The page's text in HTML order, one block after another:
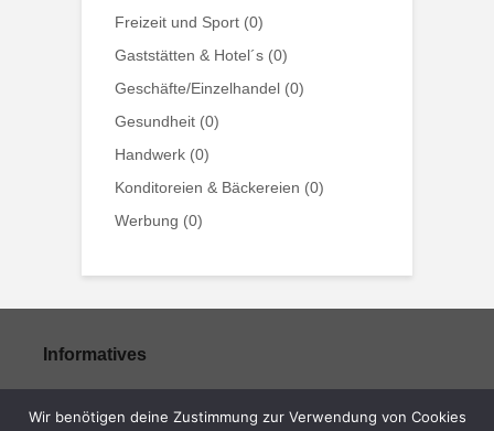
Freizeit und Sport (0)
Gaststätten & Hotel´s (0)
Geschäfte/Einzelhandel (0)
Gesundheit (0)
Handwerk (0)
Konditoreien & Bäckereien (0)
Werbung (0)
Informatives
Impressum
Wir benötigen deine Zustimmung zur Verwendung von Cookies